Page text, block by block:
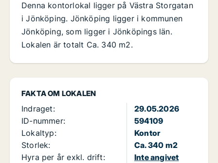
FAKTA OM LOKALEN
Indraget:
29.05.2026
ID-nummer:
594109
Lokaltyp:
Kontor
Storlek:
Ca. 340 m2
Hyra per år exkl. drift:
Inte angivet
Denna kontorlokal ligger på Västra Storgatan
i Jönköping. Jönköping ligger i kommunen
Jönköping, som ligger i Jönköpings län.
Lokalen är totalt Ca. 340 m2.